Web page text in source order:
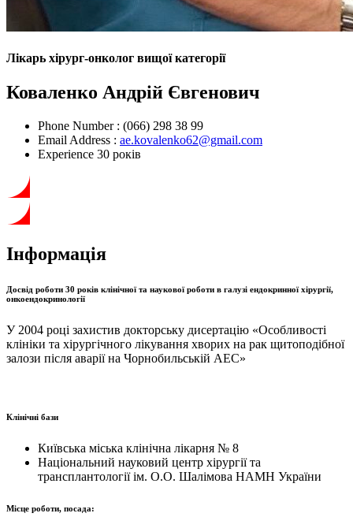
Лікарь хірург-онколог вищої категорії
Коваленко Андрій Євгенович
Phone Number : (066) 298 38 99
Email Address : ae.kovalenko62@gmail.com
Experience 30 років
Інформація
Досвід роботи 30 років клінічної та наукової роботи в галузі ендокринної хірургії,
онкоендокринології
У 2004 році захистив докторську дисертацію «Особливості
клініки та хірургічного лікування хворих на рак щитоподібної
залози після аварії на Чорнобильській АЕС»
Клінічні бази
Київська міська клінічна лікарня № 8
Національний науковий центр хірургії та
трансплантології ім. О.О. Шалімова НАМН України
Місце роботи, посада: